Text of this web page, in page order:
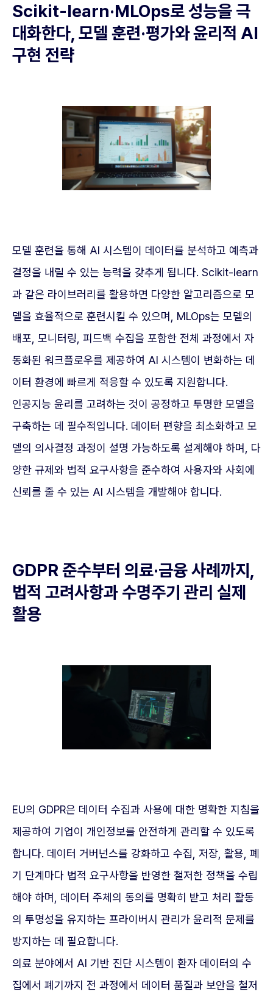
Scikit-learn·MLOps로 성능을 극
대화한다, 모델 훈련·평가와 윤리적 AI
구현 전략
모델 훈련을 통해 AI 시스템이 데이터를 분석하고 예측과
결정을 내릴 수 있는 능력을 갖추게 됩니다. Scikit-learn
과 같은 라이브러리를 활용하면 다양한 알고리즘으로 모
델을 효율적으로 훈련시킬 수 있으며, MLOps는 모델의
배포, 모니터링, 피드백 수집을 포함한 전체 과정에서 자
동화된 워크플로우를 제공하여 AI 시스템이 변화하는 데
이터 환경에 빠르게 적응할 수 있도록 지원합니다.
인공지능 윤리를 고려하는 것이 공정하고 투명한 모델을
구축하는 데 필수적입니다. 데이터 편향을 최소화하고 모
델의 의사결정 과정이 설명 가능하도록 설계해야 하며, 다
양한 규제와 법적 요구사항을 준수하여 사용자와 사회에
신뢰를 줄 수 있는 AI 시스템을 개발해야 합니다.
GDPR 준수부터 의료·금융 사례까지,
법적 고려사항과 수명주기 관리 실제
활용
EU의 GDPR은 데이터 수집과 사용에 대한 명확한 지침을
제공하여 기업이 개인정보를 안전하게 관리할 수 있도록
합니다. 데이터 거버넌스를 강화하고 수집, 저장, 활용, 폐
기 단계마다 법적 요구사항을 반영한 철저한 정책을 수립
해야 하며, 데이터 주체의 동의를 명확히 받고 처리 활동
의 투명성을 유지하는 프라이버시 관리가 윤리적 문제를
방지하는 데 필요합니다.
의료 분야에서 AI 기반 진단 시스템이 환자 데이터의 수
집에서 폐기까지 전 과정에서 데이터 품질과 보안을 철저